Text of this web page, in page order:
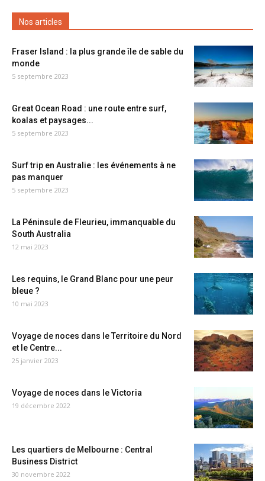
Nos articles
Fraser Island : la plus grande île de sable du
monde
5 septembre 2023
Great Ocean Road : une route entre surf,
koalas et paysages...
5 septembre 2023
Surf trip en Australie : les événements à ne
pas manquer
5 septembre 2023
La Péninsule de Fleurieu, immanquable du
South Australia
12 mai 2023
Les requins, le Grand Blanc pour une peur
bleue ?
10 mai 2023
Voyage de noces dans le Territoire du Nord
et le Centre...
25 janvier 2023
Voyage de noces dans le Victoria
19 décembre 2022
Les quartiers de Melbourne : Central
Business District
30 novembre 2022